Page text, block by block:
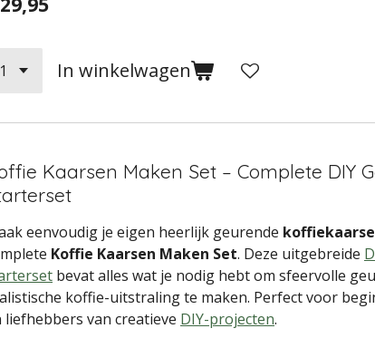
In winkelwagen
Kaarsen Maken Set – Complete DIY
eenvoudig je eigen heerlijk geurende
Koffie Kaarsen Maken Set. Deze uitgebreide
bevat alles wat je nodig hebt om sfeervolle
koffie-uitstraling te maken. Perfect voor
liefhebbers van creatieve DIY-projecten.